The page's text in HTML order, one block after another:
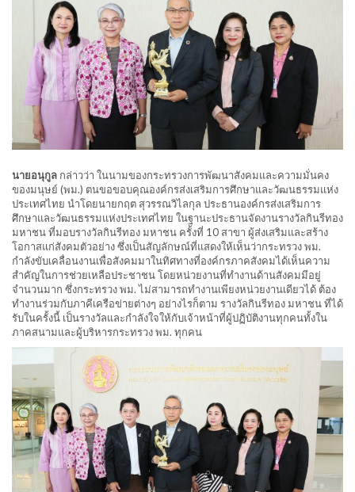
นายอนุกูล กล่าวว่า ในนามของกระทรวงการพัฒนาสังคมและความมั่นคง
ของมนุษย์ (พม.) ตนขอขอบคุณองค์กรส่งเสริมการศึกษาและวัฒนธรรมแห่ง
ประเทศไทย นำโดยนายกฤต สุวรรณวิไลกุล ประธานองค์กรส่งเสริมการ
ศึกษาและวัฒนธรรมแห่งประเทศไทย ในฐานะประธานจัดงานรางวัลกินรีทอง
มหาชน ที่มอบรางวัลกินรีทอง มหาชน ครั้งที่ 10 สาขา ผู้ส่งเสริมและสร้าง
โอกาสแก่สังคมตัวอย่าง ซึ่งเป็นสัญลักษณ์ที่แสดงให้เห็นว่ากระทรวง พม.
กำลังขับเคลื่อนงานเพื่อสังคมมาในทิศทางที่องค์กรภาคสังคมได้เห็นความ
สำคัญในการช่วยเหลือประชาชน โดยหน่วยงานที่ทำงานด้านสังคมมีอยู่
จำนวนมาก ซึ่งกระทรวง พม. ไม่สามารถทำงานเพียงหน่วยงานเดียวได้ ต้อง
ทำงานร่วมกับภาคีเครือข่ายต่างๆ อย่างไรก็ตาม รางวัลกินรีทอง มหาชน ที่ได้
รับในครั้งนี้ เป็นรางวัลและกำลังใจให้กับเจ้าหน้าที่ผู้ปฏิบัติงานทุกคนทั้งใน
ภาคสนามและผู้บริหารกระทรวง พม. ทุกคน